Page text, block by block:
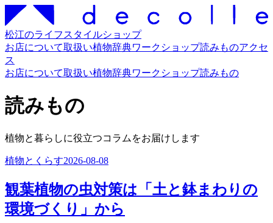
松江のライフスタイルショップ
お店について取扱い植物辞典ワークショップ読みものアクセ
ス
お店について取扱い植物辞典ワークショップ読みもの
読みもの
植物と暮らしに役立つコラムをお届けします
植物とくらす2026-08-08
観葉植物の虫対策は「土と鉢まわりの
環境づくり」から